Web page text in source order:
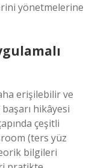
yönetmelerine
erişilebilir ve
hikâyesi
çeşitli
(ters yüz
bilgileri